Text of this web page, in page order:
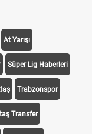
At Yarışı
Süper Lig Haberleri
Trabzonspor
Transfer